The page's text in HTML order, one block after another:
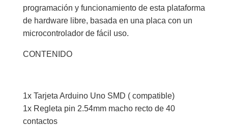
programación y funcionamiento de esta plataforma
de hardware libre, basada en una placa con un
microcontrolador de fácil uso.
CONTENIDO
1x Tarjeta Arduino Uno SMD ( compatible)
1x Regleta pin 2.54mm macho recto de 40
contactos